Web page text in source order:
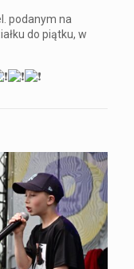
podanym na
do piątku, w